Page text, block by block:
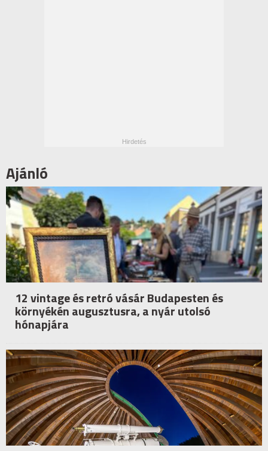
Ajánló
12 vintage és retró vásár Budapesten és
környékén augusztusra, a nyár utolsó
hónapjára